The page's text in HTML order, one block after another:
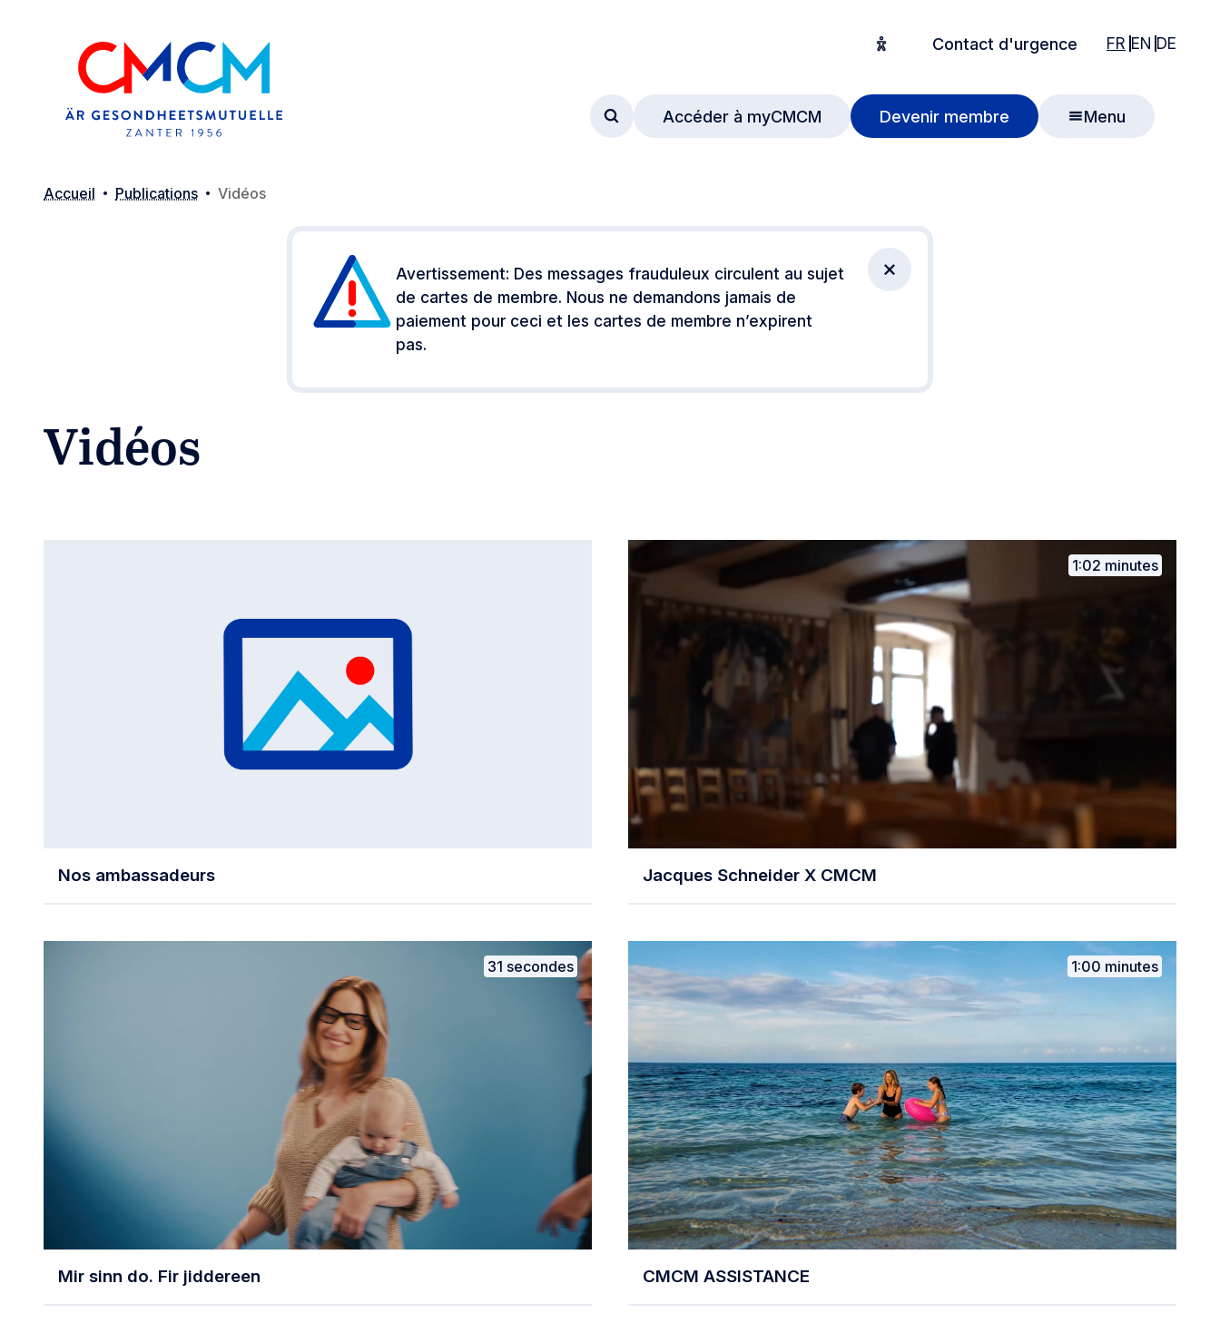
Options d'accessibilité
Contact d'urgence FR English
EN English
DE
Accéder au formulaire de recherche
Accéder à myCMCM Devenir membre Menu
Accueil Publications Vidéos
Avertissement: Des messages frauduleux circulent au sujet
de cartes de membre. Nous ne demandons jamais de
paiement pour ceci et les cartes de membre n’expirent
pas.
Fermer la notification
Vidéos
Nos ambassadeurs
1:02 minutes
Jacques Schneider X CMCM
31 secondes
Mir sinn do. Fir jiddereen
1:00 minutes
CMCM ASSISTANCE